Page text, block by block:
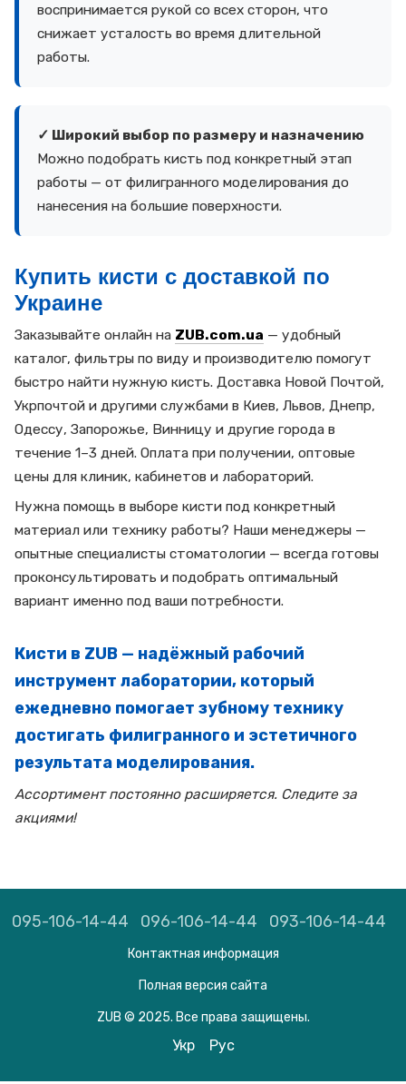
воспринимается рукой со всех сторон, что
снижает усталость во время длительной
работы.
✓ Широкий выбор по размеру и назначению
Можно подобрать кисть под конкретный этап
работы — от филигранного моделирования до
нанесения на большие поверхности.
Купить кисти с доставкой по
Украине
Заказывайте онлайн на ZUB.com.ua — удобный
каталог, фильтры по виду и производителю помогут
быстро найти нужную кисть. Доставка Новой Почтой,
Укрпочтой и другими службами в Киев, Львов, Днепр,
Одессу, Запорожье, Винницу и другие города в
течение 1–3 дней. Оплата при получении, оптовые
цены для клиник, кабинетов и лабораторий.
Нужна помощь в выборе кисти под конкретный
материал или технику работы? Наши менеджеры —
опытные специалисты стоматологии — всегда готовы
проконсультировать и подобрать оптимальный
вариант именно под ваши потребности.
Кисти в ZUB — надёжный рабочий
инструмент лаборатории, который
ежедневно помогает зубному технику
достигать филигранного и эстетичного
результата моделирования.
Ассортимент постоянно расширяется. Следите за
акциями!
095-106-14-44 096-106-14-44 093-106-14-44
Контактная информация
Полная версия сайта
ZUB © 2025. Все права защищены.
Укр Рус